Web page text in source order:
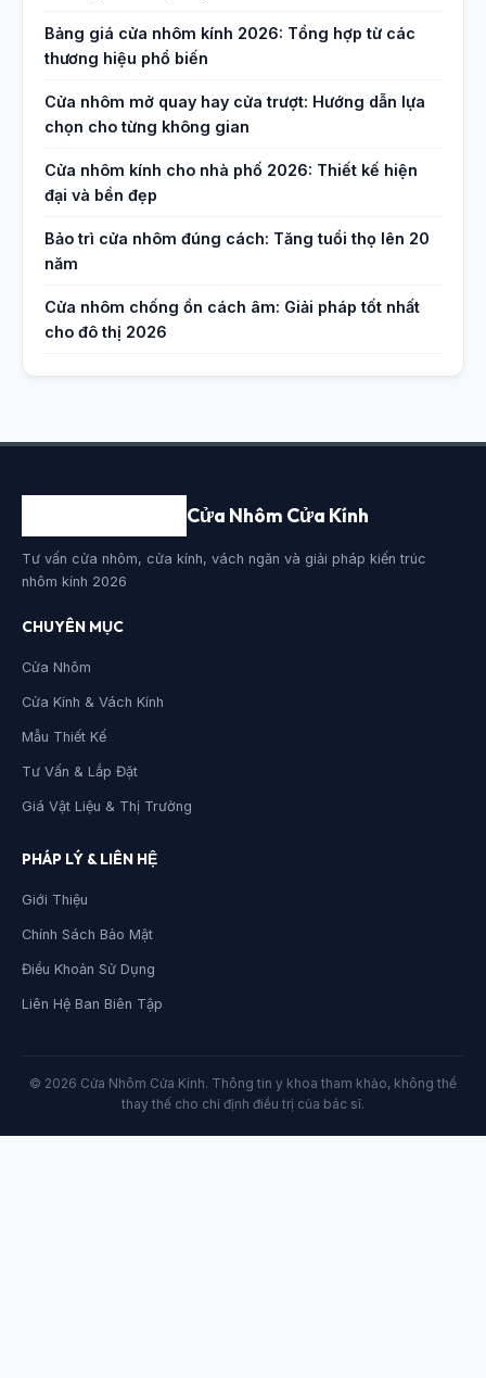
Bảng giá cửa nhôm kính 2026: Tổng hợp từ các
thương hiệu phổ biến
Cửa nhôm mở quay hay cửa trượt: Hướng dẫn lựa
chọn cho từng không gian
Cửa nhôm kính cho nhà phố 2026: Thiết kế hiện
đại và bền đẹp
Bảo trì cửa nhôm đúng cách: Tăng tuổi thọ lên 20
năm
Cửa nhôm chống ồn cách âm: Giải pháp tốt nhất
cho đô thị 2026
Cửa Nhôm Cửa Kính
Tư vấn cửa nhôm, cửa kính, vách ngăn và giải pháp kiến trúc
nhôm kính 2026
CHUYÊN MỤC
Cửa Nhôm
Cửa Kính & Vách Kính
Mẫu Thiết Kế
Tư Vấn & Lắp Đặt
Giá Vật Liệu & Thị Trường
PHÁP LÝ & LIÊN HỆ
Giới Thiệu
Chính Sách Bảo Mật
Điều Khoản Sử Dụng
Liên Hệ Ban Biên Tập
© 2026 Cửa Nhôm Cửa Kính. Thông tin y khoa tham khảo, không thể
thay thế cho chỉ định điều trị của bác sĩ.